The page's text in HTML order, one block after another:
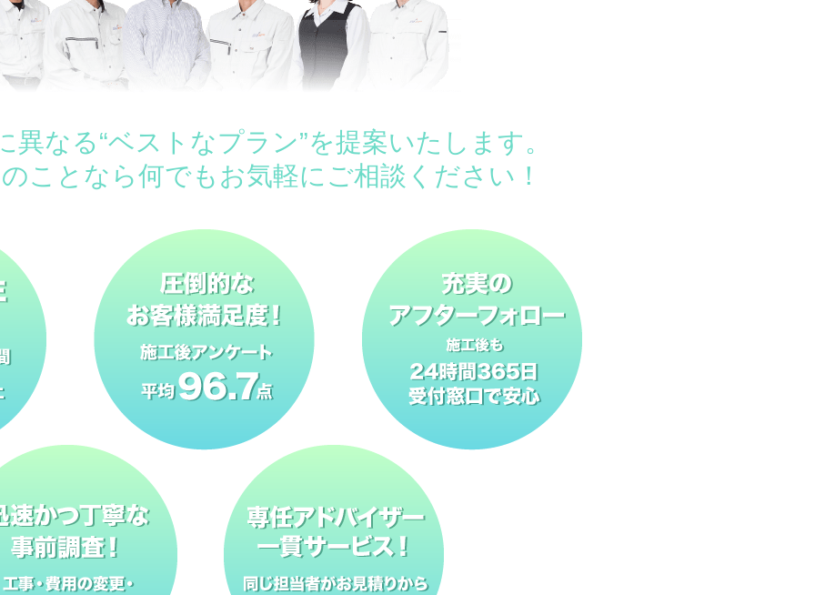
異なる“ベストなプラン”を提案いたします。
ことなら何でもお気軽にご相談ください！